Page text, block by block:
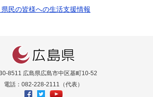
民の皆様への生活支援情報
8511 広島県広島市中区基町10-52
電話：082-228-2111（代表）